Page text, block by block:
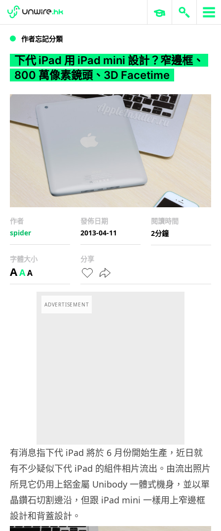
WWDC 2026 ERP 與商業 AI
作者忘記分類
下代 iPad 用 iPad mini 設計？窄邊框、
800 萬像素鏡頭、3D Facetime
作者
spider
發佈日期
2013-04-11
閱讀時間
2分鐘
字體大小
AAA
分享
ADVERTISEMENT
有消息指下代 iPad 將於 6 月份開始生產，近日就
有不少疑似下代 iPad 的組件相片流出。由流出照片
所見它仍用上鋁金屬 Unibody 一體式機身，並以單
晶鑽石切割邊沿，但跟 iPad mini 一樣用上窄邊框
設計和背蓋設計。